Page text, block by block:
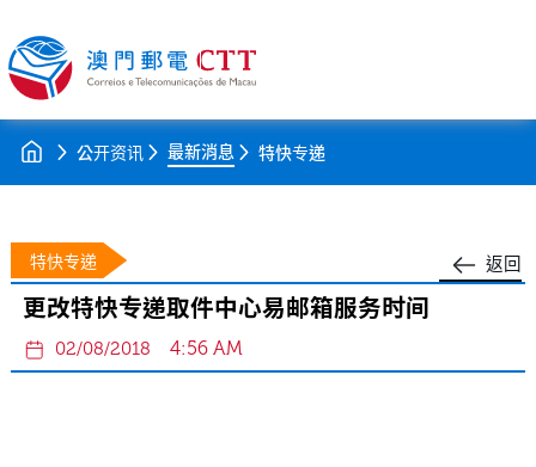
公开资讯 最新消息 特快专递
返回
特快专递
更改特快专递取件中心易邮箱服务时间
02/08/2018 4:56 AM